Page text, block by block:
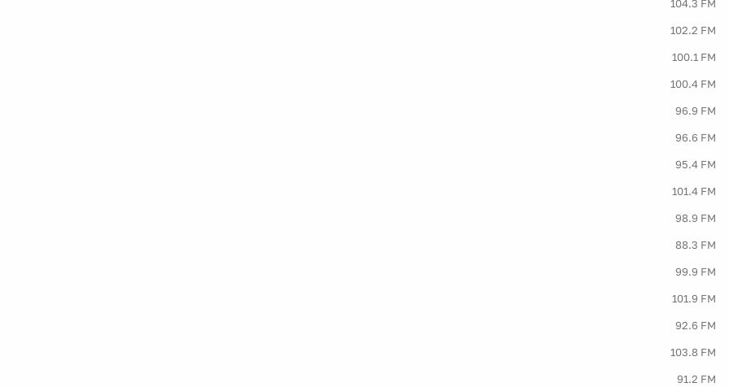
104.3 FM
102.2 FM
100.1 FM
100.4 FM
96.9 FM
96.6 FM
95.4 FM
101.4 FM
98.9 FM
88.3 FM
99.9 FM
101.9 FM
92.6 FM
103.8 FM
91.2 FM